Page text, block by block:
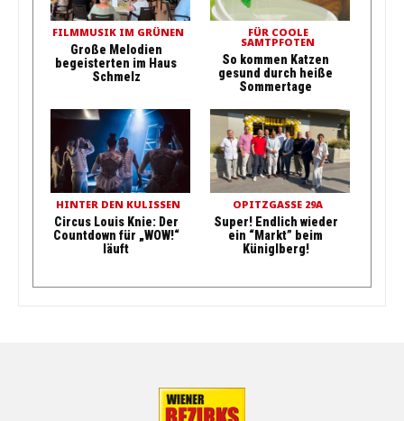
FILMMUSIK IM GRÜNEN
Große Melodien
begeisterten im Haus
Schmelz
FÜR COOLE
SAMTPFOTEN
So kommen Katzen
gesund durch heiße
Sommertage
HINTER DEN KULISSEN
Circus Louis Knie: Der
Countdown für „WOW!“
läuft
OPITZGASSE 29A
Super! Endlich wieder
ein “Markt” beim
Küniglberg!